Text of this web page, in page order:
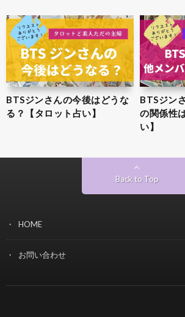
BTSジンさんの今後はどうな
る？【タロット占い】
BTSジン
の関係性
い】
Back to Top
HOME
お問い合わせ